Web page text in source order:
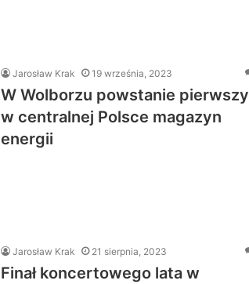
Jarosław Krak 19 września, 2023
W Wolborzu powstanie pierwszy
w centralnej Polsce magazyn
energii
Jarosław Krak 21 sierpnia, 2023
Finał koncertowego lata w